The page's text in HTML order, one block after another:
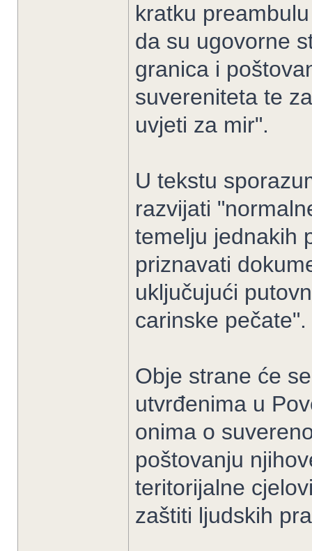
kratku
da su ugovorne
granica i
suvereniteta te
uvjeti za mir".
U tekstu
razvijati
temelju jednakih
priznavati
uključujući
carinske pečate".
Obje strane će
utvrđenima u
onima o
poštovanju
teritorijalne
zaštiti ljudskih